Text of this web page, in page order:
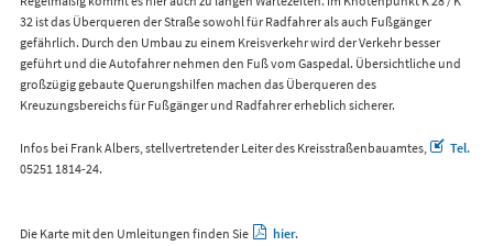
32 ist das Überqueren der Straße sowohl für Radfahrer als auch Fußgänger
gefährlich. Durch den Umbau zu einem Kreisverkehr wird der Verkehr besser
geführt und die Autofahrer nehmen den Fuß vom Gaspedal. Übersichtliche und
großzügig gebaute Querungshilfen machen das Überqueren des
Kreuzungsbereichs für Fußgänger und Radfahrer erheblich sicherer.
Infos bei Frank Albers, stellvertretender Leiter des Kreisstraßenbauamtes,
Tel.
05251 1814-24.
Die Karte mit den Umleitungen finden Sie hier.